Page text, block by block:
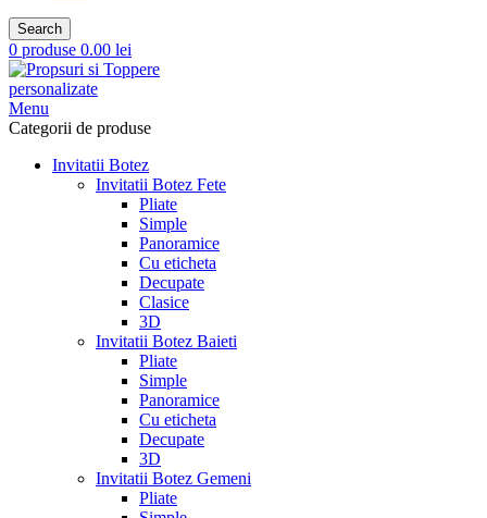
Search
0 produse 0.00 lei
Menu
Categorii de produse
Invitatii Botez
Invitatii Botez Fete
Pliate
Simple
Panoramice
Cu eticheta
Decupate
Clasice
3D
Invitatii Botez Baieti
Pliate
Simple
Panoramice
Cu eticheta
Decupate
3D
Invitatii Botez Gemeni
Pliate